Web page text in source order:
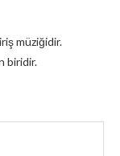
müziğidir.
biridir.